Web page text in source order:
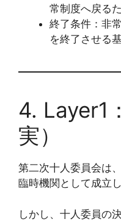
常制度へ戻る
終了条件：非
を終了させる
4. Layer1
実）
第二次十人委員会は
臨時機関として成立し
しかし、十人委員の